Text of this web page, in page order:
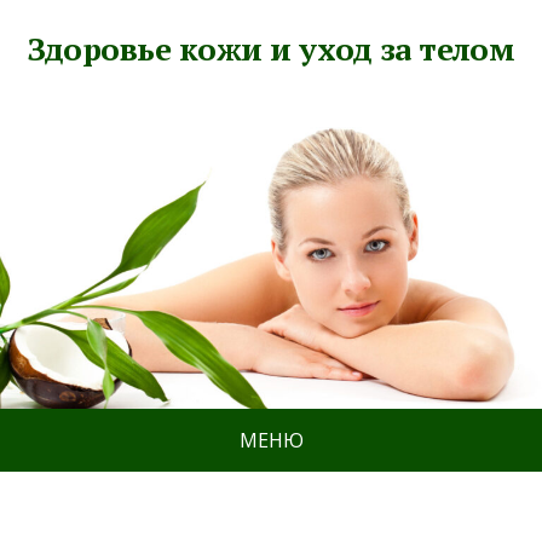
Здоровье кожи и уход за телом
МЕНЮ